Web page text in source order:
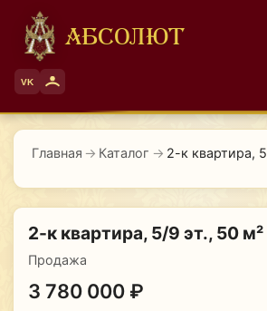
АБСОЛЮТ
VK
Главная → Каталог → 2-к квартира,
2-к квартира, 5/9 эт., 50 м²
Продажа
3 780 000 ₽